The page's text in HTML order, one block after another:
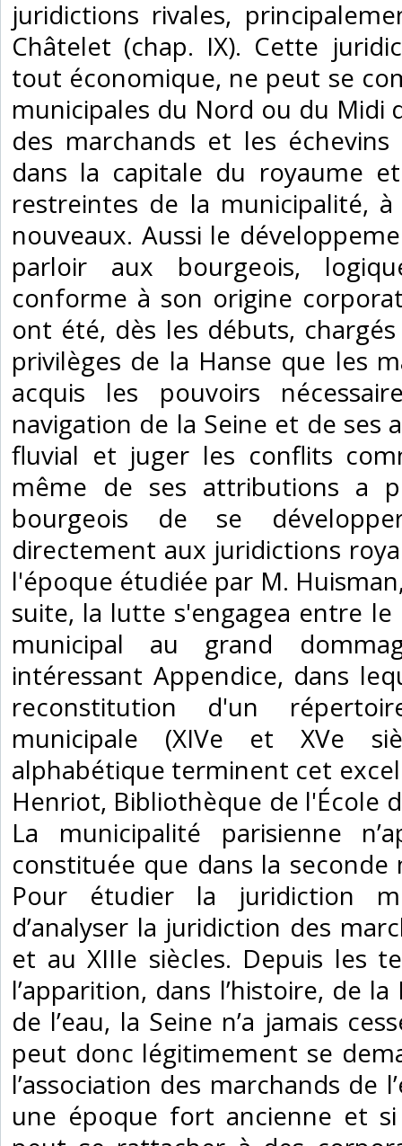
juridictions rivales,
Châtelet (chap. IX). Cette
tout économique, ne peut se
municipales du Nord ou du Midi
des marchands et les
dans la capitale du royaume
restreintes de la municipalité,
nouveaux. Aussi le
parloir aux bourgeois,
conforme à son origine
ont été, dès les débuts,
privilèges de la Hanse que les
acquis les pouvoirs
navigation de la Seine et de ses
fluvial et juger les conflits
même de ses attributions a
bourgeois de se
directement aux juridictions
l'époque étudiée par M.
suite, la lutte s'engagea entre
municipal au grand
intéressant Appendice, dans
reconstitution d'un
municipale (XIVe et XVe
alphabétique terminent cet
Henriot, Bibliothèque de l'École
La municipalité parisienne
constituée que dans la seconde
Pour étudier la juridiction
d’analyser la juridiction des
et au XIIIe siècles. Depuis les
l’apparition, dans l’histoire, de
de l’eau, la Seine n’a jamais
peut donc légitimement se
l’association des marchands de
une époque fort ancienne et